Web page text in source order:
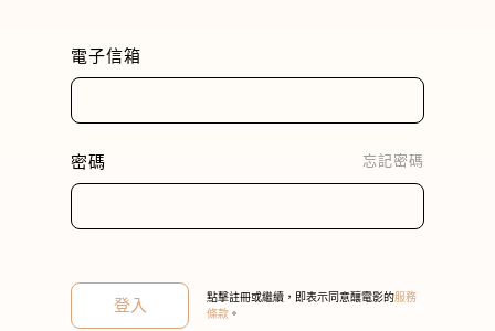
電子信箱
密碼 忘記密碼
登入 點擊註冊或繼續，即表示同意釀電影的服務
條款 。